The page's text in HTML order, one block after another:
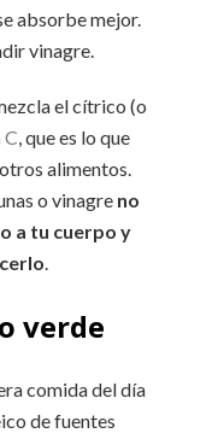
absorbe mejor.
vinagre.
el cítrico (o
, que es lo que
alimentos.
o vinagre no
a tu cuerpo y
verde
comida del día
de fuentes